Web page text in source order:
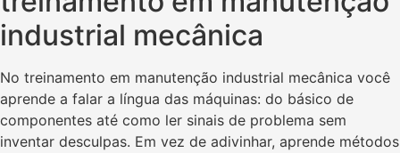
industrial mecânica
No treinamento em manutenção industrial mecânica você
aprende a falar a língua das máquinas: do básico de
componentes até como ler sinais de problema sem
inventar desculpas. Em vez de adivinhar, aprende métodos